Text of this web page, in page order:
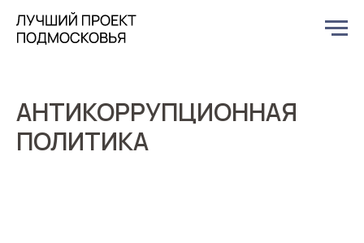
АНТИКОРРУПЦИОННАЯ
ПОЛИТИКА